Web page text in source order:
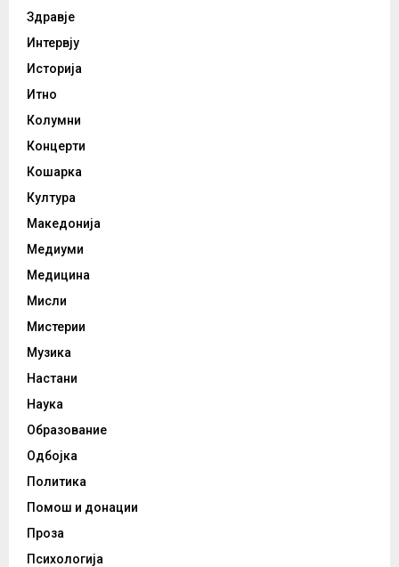
Здравје
Интервју
Историја
Итно
Колумни
Концерти
Кошарка
Култура
Македонија
Медиуми
Медицина
Мисли
Мистерии
Музика
Настани
Наука
Образование
Одбојка
Политика
Помош и донации
Проза
Психологија